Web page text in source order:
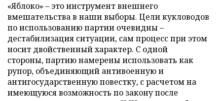
«Яблоко» – это инструмент внешнего
вмешательства в наши выборы. Цели кукловодов
по использованию партии очевидны –
дестабилизация ситуации, сам процесс при этом
носит двойственный характер. С одной
стороны, партию намерены использовать как
рупор, объединяющий антивоенную и
антигосударственную повестку, с расчетом на
имеющуюся возможность по закону после